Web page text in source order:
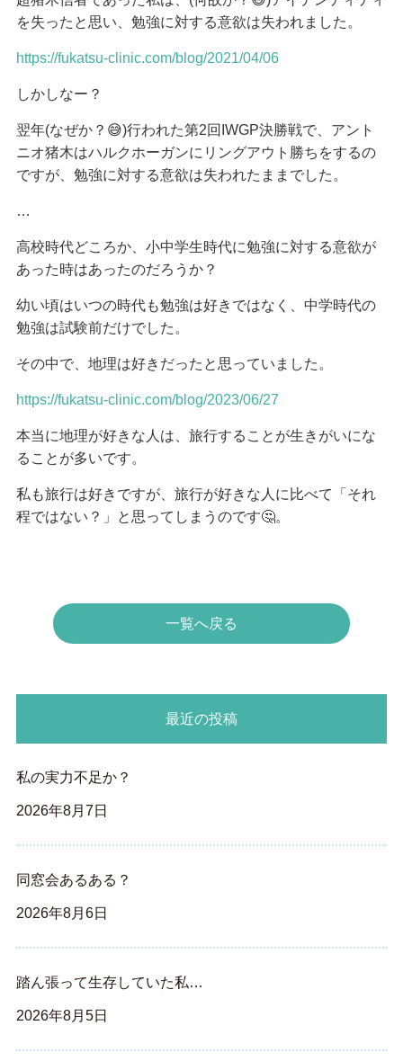
を失ったと思い、勉強に対する意欲は失われました。
https://fukatsu-clinic.com/blog/2021/04/06
しかしなー？
翌年(なぜか？😅)行われた第2回IWGP決勝戦で、アント
ニオ猪木はハルクホーガンにリングアウト勝ちをするの
ですが、勉強に対する意欲は失われたままでした。
…
高校時代どころか、小中学生時代に勉強に対する意欲が
あった時はあったのだろうか？
幼い頃はいつの時代も勉強は好きではなく、中学時代の
勉強は試験前だけでした。
その中で、地理は好きだったと思っていました。
https://fukatsu-clinic.com/blog/2023/06/27
本当に地理が好きな人は、旅行することが生きがいにな
ることが多いです。
私も旅行は好きですが、旅行が好きな人に比べて「それ
程ではない？」と思ってしまうのです🤔。
一覧へ戻る
最近の投稿
私の実力不足か？
2026年8月7日
同窓会あるある？
2026年8月6日
踏ん張って生存していた私…
2026年8月5日